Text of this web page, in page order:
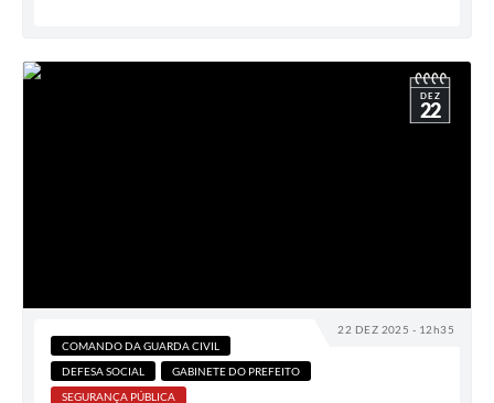
22 DEZ 2025 - 12h35
DEZ
22
COMANDO DA GUARDA CIVIL
DEFESA SOCIAL
GABINETE DO PREFEITO
SEGURANÇA PÚBLICA